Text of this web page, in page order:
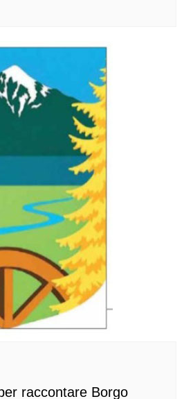
raccontare Borgo